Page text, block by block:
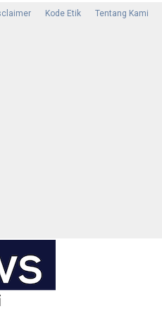
Kode Etik Tentang Kami